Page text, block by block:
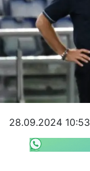
Altri Sport
Formula 1
Tennis
Vela
SHOP LAZIO
Contatti
28.09.2024 10:53